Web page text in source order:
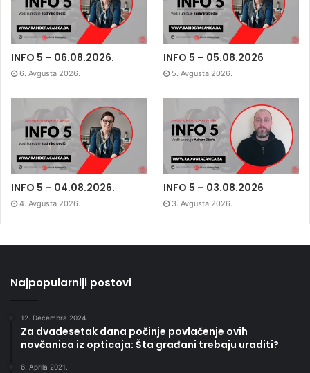
INFO 5 – 06.08.2026.
6. Avgusta 2026.
INFO 5 – 05.08.2026
5. Avgusta 2026.
INFO 5 – 04.08.2026.
4. Avgusta 2026.
INFO 5 – 03.08.2026
3. Avgusta 2026.
Najpopularniji postovi
12. Decembra 2024.
Za dvadesetak dana počinje povlačenje ovih
novčanica iz opticaja: Šta građani trebaju uraditi?
6. Aprila 2021.